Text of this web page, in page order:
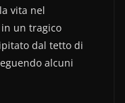
vita nel
un tragico
dal tetto di
alcuni